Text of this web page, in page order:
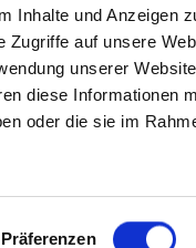
Inhalte und Anzeigen
Zugriffe auf unsere
unserer
diese Informationen
oder die sie im
Präferenzen
2005 die
zu
E-